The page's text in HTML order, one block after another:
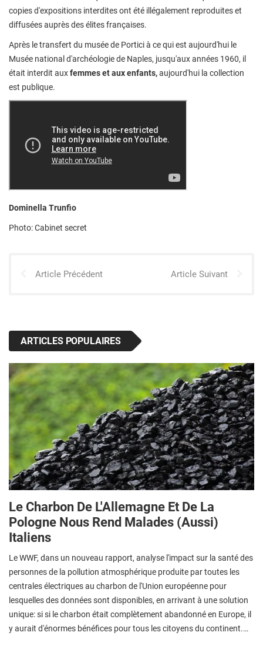
copies d'expositions interdites ont été illégalement reproduites et
diffusées auprès des élites françaises.
Après le transfert du musée de Portici à ce qui est aujourd'hui le
Musée national d'archéologie de Naples, jusqu'aux années 1960, il
était interdit auxfemmes et aux enfants,aujourd'hui la collection
est publique.
Dominella Trunfio
Photo: Cabinet secret
Article Précédent Article Suivant
ARTICLES POPULAIRES
Le Charbon De L'Allemagne Et De La
Pologne Nous Rend Malades (aussi)
Italiens
Le WWF, dans un nouveau rapport, analyse l'impact sur la santé des
personnes de la pollution atmosphérique produite par toutes les
centrales électriques au charbon de l'Union européenne pour
lesquelles des données sont disponibles, en arrivant à une solution
unique: si si le charbon était complètement abandonné en Europe, il
y aurait d'énormes bénéfices pour tous les citoyens du continent.…